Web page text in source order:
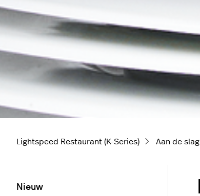
Lightspeed Restaurant (K-Series) Aan de slag
Nieuw